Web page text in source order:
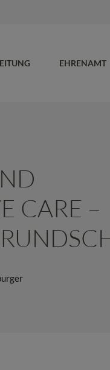
EHRENAMT
CARE –